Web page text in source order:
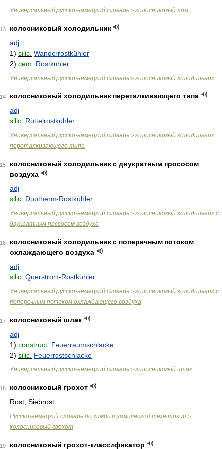
Универсальный русско-немецкий словарь > колосниковый лом
13
колосниковый холодильник
adj
1) silic. Wanderrostkühler
2) cem. Rostkühler
Универсальный русско-немецкий словарь > колосниковый холодильник
14
колосниковый холодильник переталкивающего типа
adj
silic. Rüttelrostkühler
Универсальный русско-немецкий словарь > колосниковый холодильник
переталкивающего типа
15
колосниковый холодильник с двукратным прососом
воздуха
adj
silic. Duotherm-Rostkühler
Универсальный русско-немецкий словарь > колосниковый холодильник с
двукратным прососом воздуха
16
колосниковый холодильник с поперечным потоком
охлаждающего воздуха
adj
silic. Querstrom-Rostkühler
Универсальный русско-немецкий словарь > колосниковый холодильник с
поперечным потоком охлаждающего воздуха
17
колосниковый шлак
adj
1) construct. Feuerraumschlacke
2) silic. Feuerrostschlacke
Универсальный русско-немецкий словарь > колосниковый шлак
18
колосниковый грохот
Rost, Siebrost
Русско-немецкий словарь по химии и химической технологии >
колосниковый грохот
19
колосниковый грохот-классификатор